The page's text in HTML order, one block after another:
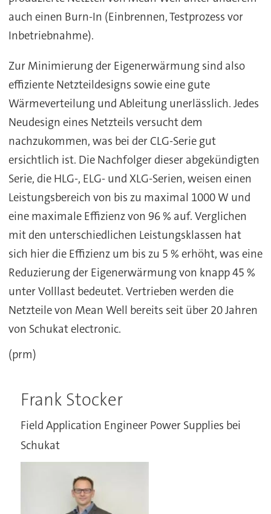
auch einen Burn-In (Einbrennen, Testprozess vor
Inbetriebnahme).
Zur Minimierung der Eigenerwärmung sind also
effiziente Netzteildesigns sowie eine gute
Wärmeverteilung und Ableitung unerlässlich. Jedes
Neudesign eines Netzteils versucht dem
nachzukommen, was bei der CLG-Serie gut
ersichtlich ist. Die Nachfolger dieser abgekündigten
Serie, die HLG-, ELG- und XLG-Serien, weisen einen
Leistungsbereich von bis zu maximal 1000 W und
eine maximale Effizienz von 96 % auf. Verglichen
mit den unterschiedlichen Leistungsklassen hat
sich hier die Effizienz um bis zu 5 % erhöht, was eine
Reduzierung der Eigenerwärmung von knapp 45 %
unter Volllast bedeutet. Vertrieben werden die
Netzteile von Mean Well bereits seit über 20 Jahren
von Schukat electronic.
(prm)
Frank Stocker
Field Application Engineer Power Supplies bei
Schukat